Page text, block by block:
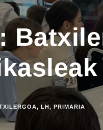
, LH, PRIMARIA